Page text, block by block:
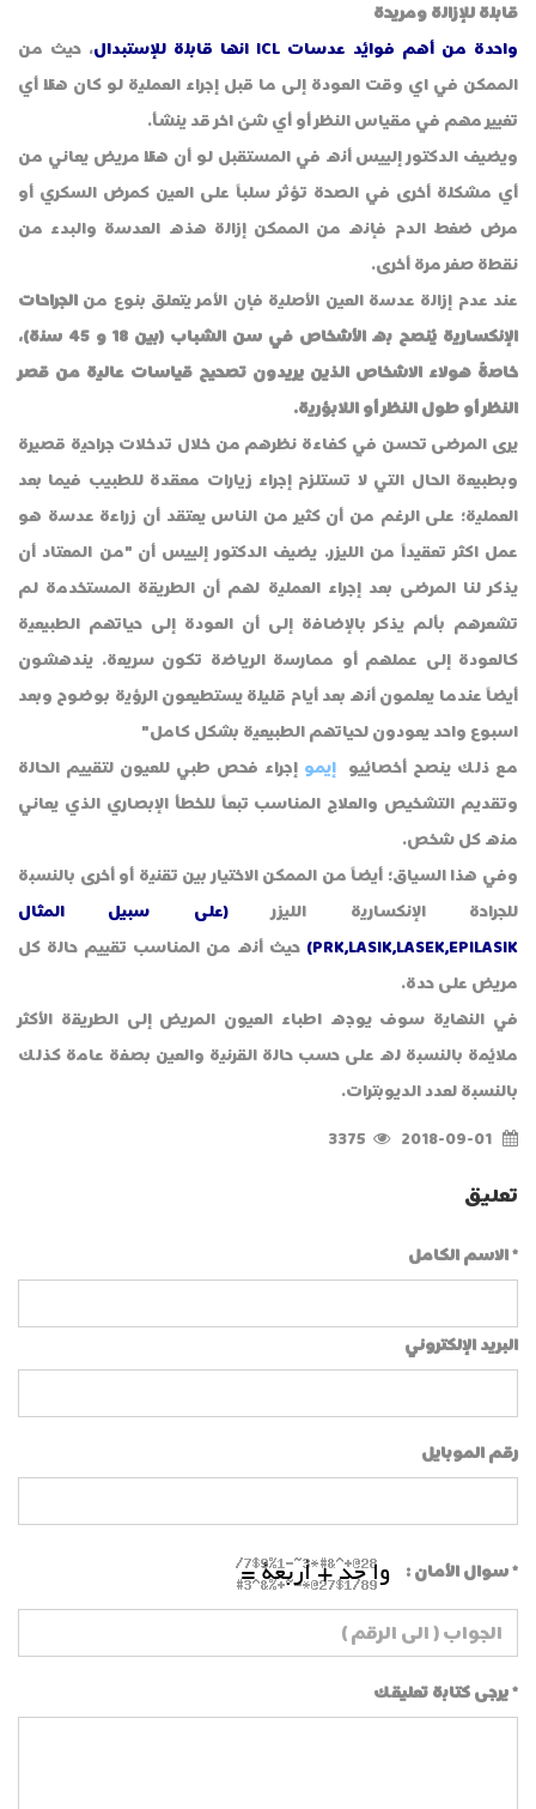
قابلة للإزالة ومريحة
واحدة من أهم فوائد عدسات ICL
انها قابلة للإستبدال، حيث من
الممكن في اي وقت العودة إلى ما قبل إجراء العملية لو كان هناك أي
تغيير مهم في مقياس النظر أو أي شئ اخر قد ينشأ.
ويضيف الدكتور إلييس أنه في المستقبل لو أن هناك مريض يعاني من
أي مشكلة أخرى في الصحة تؤثر سلباً على العين كمرض السكري أو
مرض ضغط الدم فإنه من الممكن إزالة هذه العدسة والبدء من
نقطة صفر مرة أخرى.
عند عدم إزالة عدسة العين الأصلية فإن الأمر يتعلق بنوع من الجراحات
الإنكسارية يُنصح به الأشخاص في سن الشباب (بين 18 و 45 سنة)،
خاصةً هولاء الاشخاص الذين يريدون تصحيح قياسات عالية من قصر
النظر أو طول النظر أو اللابؤرية.
يرى المرضى تحسن في كفاءة نظرهم من خلال تدخلات جراحية قصيرة
وبطبيعة الحال التي لا تستلزم إجراء زيارات معقدة للطبيب فيما بعد
العملية؛ على الرغم من أن كثير من الناس يعتقد أن زراعة عدسة هو
عمل اكثر تعقيداً من الليزر. يضيف الدكتور إلييس أن "من المعتاد أن
يذكر لنا المرضى بعد إجراء العملية لهم أن الطريقة المستخدمة لم
تشعرهم بألم يذكر بالإضافة إلى أن العودة إلى حياتهم الطبيعية
كالعودة إلى عملهم أو ممارسة الرياضة تكون سريعة. يندهشون
أيضاً عندما يعلمون أنه بعد أيام قليلة يستطيعون الرؤية بوضوح وبعد
اسبوع واحد يعودون لحياتهم الطبيعية بشكل كامل"
مع ذلك ينصح أخصائيو إيمو إجراء فحص طبي للعيون لتقييم الحالة
وتقديم التشخيص والعلاج المناسب تبعاً للخطأ الإبصاري الذي يعاني
منه كل شخص.
وفي هذا السياق؛ أيضاً من الممكن الاختيار بين تقنية أو أخرى بالنسبة
للجراحة الإنكسارية الليزر(على سبيل المثال
PRK,LASIK,LASEK,EPILASIK) حيث أنه من المناسب تقييم حالة كل
مريض على حدة.
في النهاية سوف يوجه اطباء العيون المريض إلى الطريقة الأكثر
ملائمة بالنسبة له على حسب حالة القرنية والعين بصفة عامة كذلك
بالنسبة لعدد الديوبترات.
تعليق
* الاسم الکامل
البريد الإلكتروني
رقم الموبایل
* سوال الأمان :
* يرجى كتابة تعليقك